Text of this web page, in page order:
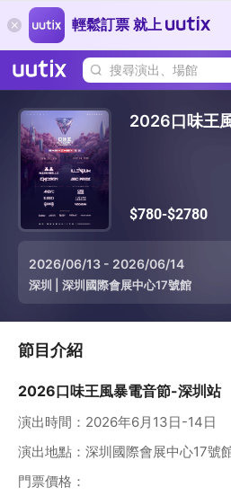
輕鬆訂票 就上
搜尋演出、場館
2026口味王
$780-$2780
2026/06/13 - 2026/06/14
深圳 深圳國際會展中心17號館
節目介紹
2026口味王風暴電音節-深圳站
演出時間：2026年6月13日-14日
演出地點：深圳國際會展中心17號
門票價格：